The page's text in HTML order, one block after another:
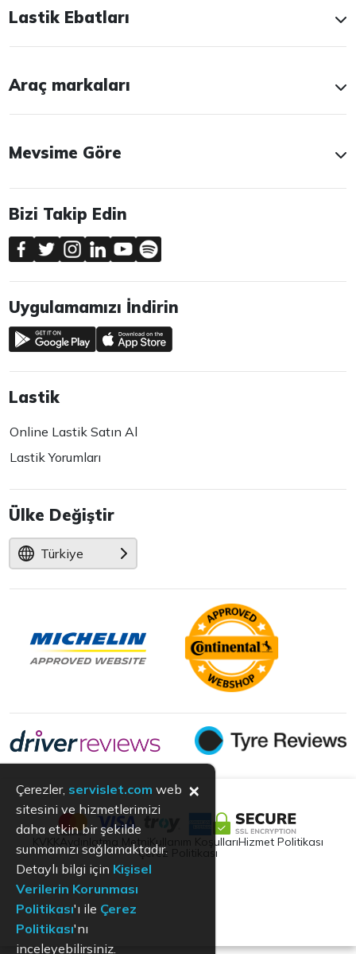
Lastik Ebatları
Araç markaları
Mevsime Göre
Bizi Takip Edin
Uygulamamızı İndirin
Lastik
Online Lastik Satın Al
Lastik Yorumları
Ülke Değiştir
Türkiye
Aydınlatma Metni Kullanım KoşullarıHizmet Politikası
Çerez Politikası
Çerezler, servislet.com web
sitesini ve hizmetlerimizi
daha etkin bir şekilde
sunmamızı sağlamaktadır.
Detaylı bilgi için Kişisel
Verilerin Korunması
Politikası'ı ile Çerez
Politikası'nı
inceleyebilirsiniz.
×